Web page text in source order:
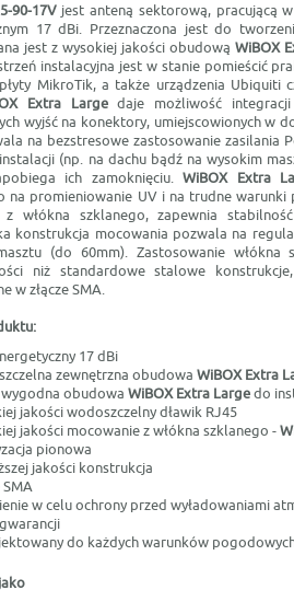
90-17V jest anteną sektorową, pracującą
17 dBi. Przeznaczona jest do
jest z wysokiej jakości obudową WiBOX
instalacyjna jest w stanie pomieścić
MikroTik, a także urządzenia Ubiquiti
Extra Largedaje możliwość
wyjść na konektory, umiejscowionych w
na bezstresowe zastosowanie zasilania
(np. na dachu bądź na wysokim
ich zamoknięciu. WiBOX Extra
na promieniowanie UV i na trudne warunki
z włókna szklanego, zapewnia
konstrukcja mocowania pozwala na
(do 60mm). Zastosowanie włókna
niż standardowe stalowe
w złącze SMA.
17 dBi
zewnętrzna obudowa WiBOX Extra
wygodna obudowa WiBOX Extra Largedo
jakości wodoszczelny dławik RJ45
jakości mocowanie z włókna szklanego -
pionowa
jakości konstrukcja
SMA
w celu ochrony przed wyładowaniami
do każdych warunków